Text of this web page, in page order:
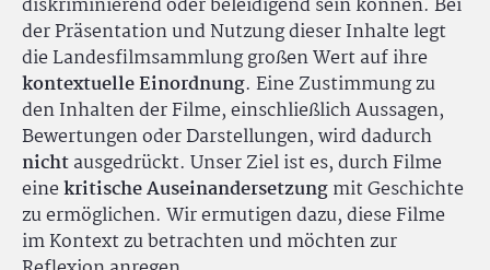
diskriminierend oder beleidigend sein können. Bei
der Präsentation und Nutzung dieser Inhalte legt
die Landesfilmsammlung großen Wert auf ihre
kontextuelle Einordnung. Eine Zustimmung zu
den Inhalten der Filme, einschließlich Aussagen,
Bewertungen oder Darstellungen, wird dadurch
nichtausgedrückt. Unser Ziel ist es, durch Filme
einekritische Auseinandersetzungmit Geschichte
zu ermöglichen. Wir ermutigen dazu, diese Filme
im Kontext zu betrachten und möchten zur